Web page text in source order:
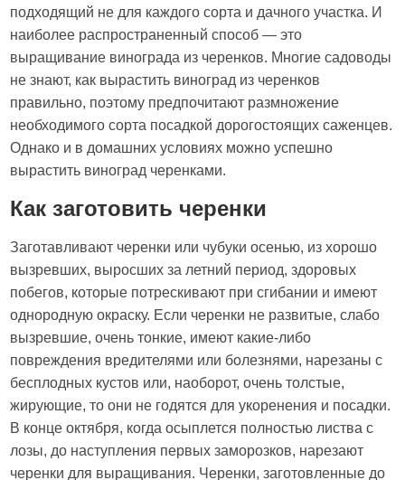
подходящий не для каждого сорта и дачного участка. И
наиболее распространенный способ — это
выращивание винограда из черенков. Многие садоводы
не знают, как вырастить виноград из черенков
правильно, поэтому предпочитают размножение
необходимого сорта посадкой дорогостоящих саженцев.
Однако и в домашних условиях можно успешно
вырастить виноград черенками.
Как заготовить черенки
Заготавливают черенки или чубуки осенью, из хорошо
вызревших, выросших за летний период, здоровых
побегов, которые потрескивают при сгибании и имеют
однородную окраску. Если черенки не развитые, слабо
вызревшие, очень тонкие, имеют какие-либо
повреждения вредителями или болезнями, нарезаны с
бесплодных кустов или, наоборот, очень толстые,
жирующие, то они не годятся для укоренения и посадки.
В конце октября, когда осыплется полностью листва с
лозы, до наступления первых заморозков, нарезают
черенки для выращивания. Черенки, заготовленные до